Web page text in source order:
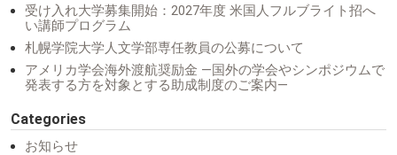
受け入れ大学募集開始：2027年度 米国人フルブライト招へ
い講師プログラム
札幌学院大学人文学部専任教員の公募について
アメリカ学会海外渡航奨励金 ―国外の学会やシンポジウムで
発表する方を対象とする助成制度のご案内―
Categories
お知らせ